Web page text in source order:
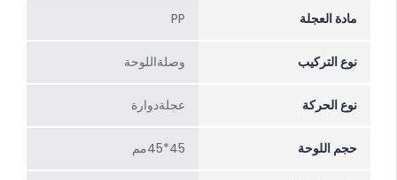
مادة العجلة PP
نوع التركيب وصلةاللوحة
نوع الحركة عجلةدوارة
حجم اللوحة 45*45مم